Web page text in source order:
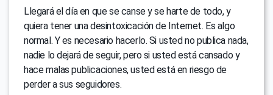
Llegará el día en que se canse y se harte de todo, y
quiera tener una desintoxicación de Internet. Es algo
normal. Y es necesario hacerlo. Si usted no publica nada,
nadie lo dejará de seguir, pero si usted está cansado y
hace malas publicaciones, usted está en riesgo de
perder a sus seguidores.